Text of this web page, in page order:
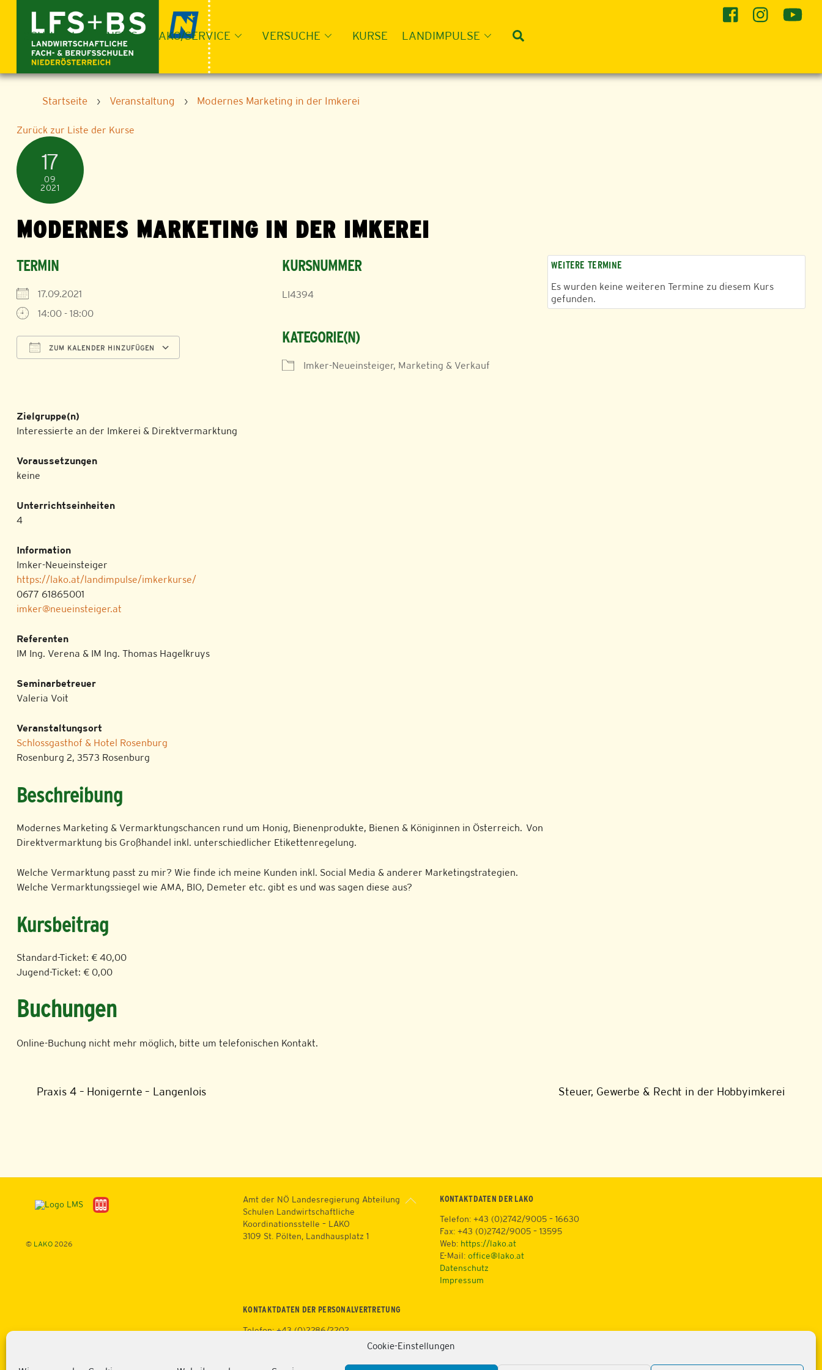
Cookie-Einstellungen
contentSCHULEN NEWS LAKO/SERVICE VERSUCHE KURSE LANDIMPULSE
Startseite › Veranstaltung › Modernes Marketing in der Imkerei
Zurück zur Liste der Kurse
17
09
2021
MODERNES MARKETING IN DER IMKEREI
TERMIN
17.09.2021
14:00 - 18:00
ZUM KALENDER HINZUFÜGEN
iCalendar
KURSNUMMER
LI4394
KATEGORIE(N)
Imker-Neueinsteiger, Marketing & Verkauf
Zielgruppe(n)
Interessierte an der Imkerei & Direktvermarktung
Voraussetzungen
keine
Unterrichtseinheiten
4
Information
Imker-Neueinsteiger
https://lako.at/landimpulse/imkerkurse/
0677 61865001
imker@neueinsteiger.at
Referenten
IM Ing. Verena & IM Ing. Thomas Hagelkruys
Seminarbetreuer
Valeria Voit
Veranstaltungsort
Schlossgasthof & Hotel Rosenburg
Rosenburg 2, 3573 Rosenburg
Beschreibung
Modernes Marketing & Vermarktungschancen rund um Honig, Bienenprodukte, Bienen & Königinnen in Österreich. Von
Direktvermarktung bis Großhandel inkl. unterschiedlicher Etikettenregelung.
Welche Vermarktung passt zu mir? Wie finde ich meine Kunden inkl. Social Media & anderer Marketingstrategien.
Welche Vermarktungssiegel wie AMA, BIO, Demeter etc. gibt es und was sagen diese aus?
Kursbeitrag
Standard-Ticket: € 40,00
Jugend-Ticket: € 0,00
Buchungen
Online-Buchung nicht mehr möglich, bitte um telefonischen Kontakt.
WEITERE TERMINE
Es wurden keine weiteren Termine zu diesem Kurs
gefunden.
Praxis 4 – Honigernte – Langenlois Steuer, Gewerbe & Recht in der Hobbyimkerei
Back
© LAKO 2026
Amt der NÖ Landesregierung Abteilung
Schulen Landwirtschaftliche
Koordinationsstelle – LAKO
3109 St. Pölten, Landhausplatz 1
KONTAKTDATEN DER LAKO
Telefon: +43 (0)2742/9005 – 16630
Fax: +43 (0)2742/9005 – 13595
Web: https://lako.at
E-Mail: office@lako.at
Datenschutz
Impressum
KONTAKTDATEN DER PERSONALVERTRETUNG
Telefon: +43 (0)2286/2202
https://lako.at/lako-